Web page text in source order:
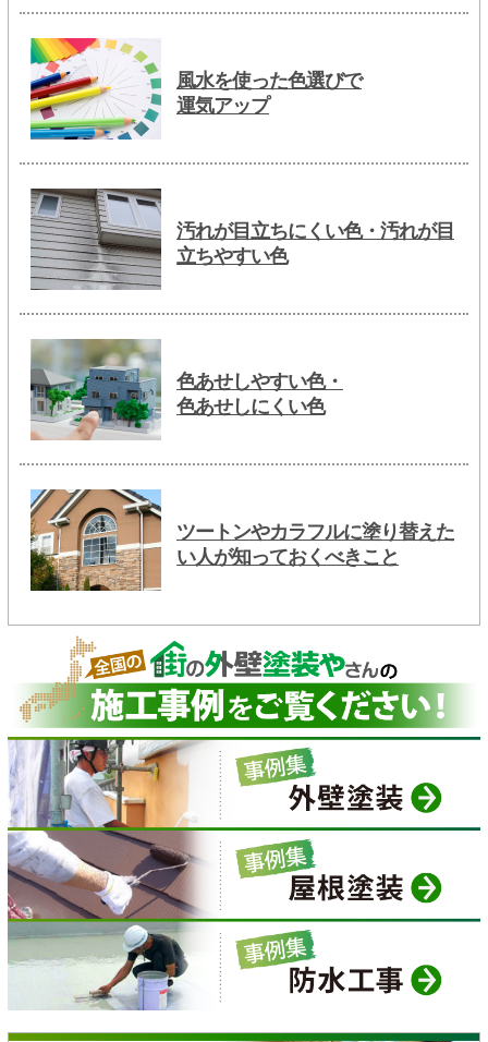
風水を使った色選びで
運気アップ
汚れが目立ちにくい色・汚れが目
立ちやすい色
色あせしやすい色・
色あせしにくい色
ツートンやカラフルに塗り替えた
い人が知っておくべきこと